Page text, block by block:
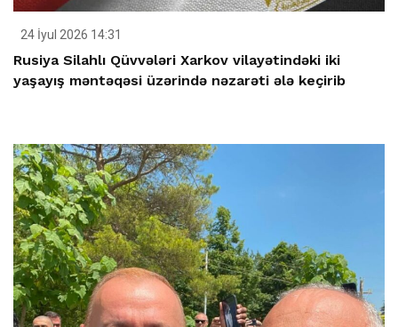
24 İyul 2026 14:31
Rusiya Silahlı Qüvvələri Xarkov vilayətindəki iki
yaşayış məntəqəsi üzərində nəzarəti ələ keçirib